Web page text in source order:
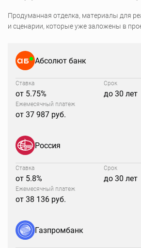
Продуманная отделка, материалы для
и сценарии, которые уже заложены в
Абсолют банк
Ставка
от 5.75%
Срок
до 30 лет
Ежемесячный платеж
от 37 987 руб.
Россия
Ставка
от 5.8%
Срок
до 30 лет
Ежемесячный платеж
от 38 136 руб.
Газпромбанк